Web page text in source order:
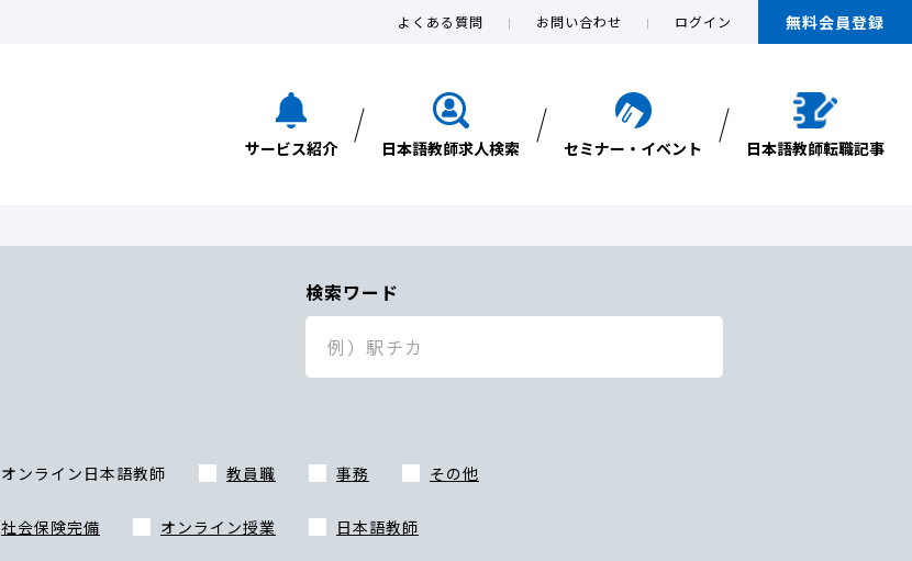
よくある質問 お問い合わせ ログイン 無料会員登録
サービス紹介 日本語教師求人検索 セミナー・イベント 日本語教師転職記事
検索ワード
オンライン日本語教師 教員職 事務 その他
社会保険完備 オンライン授業 日本語教師